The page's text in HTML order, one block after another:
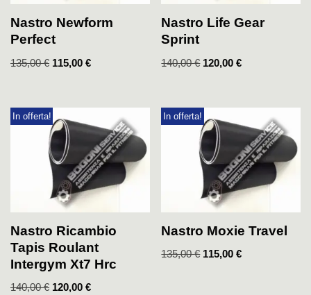
Nastro Newform
Perfect
135,00€ 115,00 €
Nastro Life Gear
Sprint
140,00€ 120,00€
In offerta!
Nastro Ricambio
Tapis Roulant
Intergym Xt7 Hrc
140,00€ 120,00 €
In offerta!
Nastro Moxie Travel
135,00€ 115,00€